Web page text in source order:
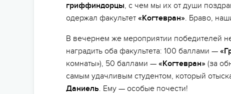
гриффиндорцы, с чем мы их от души
одержал факультет «Когтевран». Браво,
В вечернем же мероприятии победителей
наградить оба факультета: 100 баллами —
комнаты»), 50 баллами — «Когтевран» (за
самым удачливым студентом, который
Даниель. Ему — особые почести!